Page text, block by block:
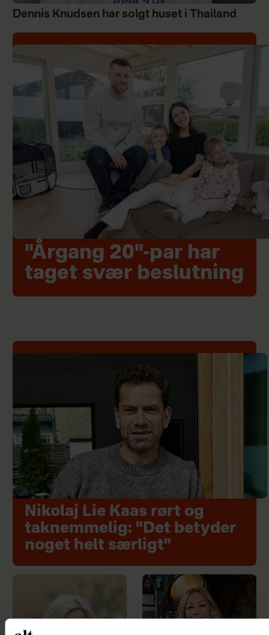
Dennis Knudsen har solgt huset i Thailand
"Årgang 20"-par har
taget svær beslutning
Nikolaj Lie Kaas rørt og
taknemmelig: "Det betyder
noget helt særligt"